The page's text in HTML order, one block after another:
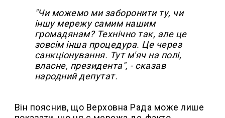
"Чи можемо ми заборонити ту, чи
іншу мережу самим нашим
громадянам? Технічно так, але це
зовсім інша процедура. Це через
санкціонування. Тут м'яч на полі,
власне, президента", - сказав
народний депутат.
Він пояснив, що Верховна Рада може лише